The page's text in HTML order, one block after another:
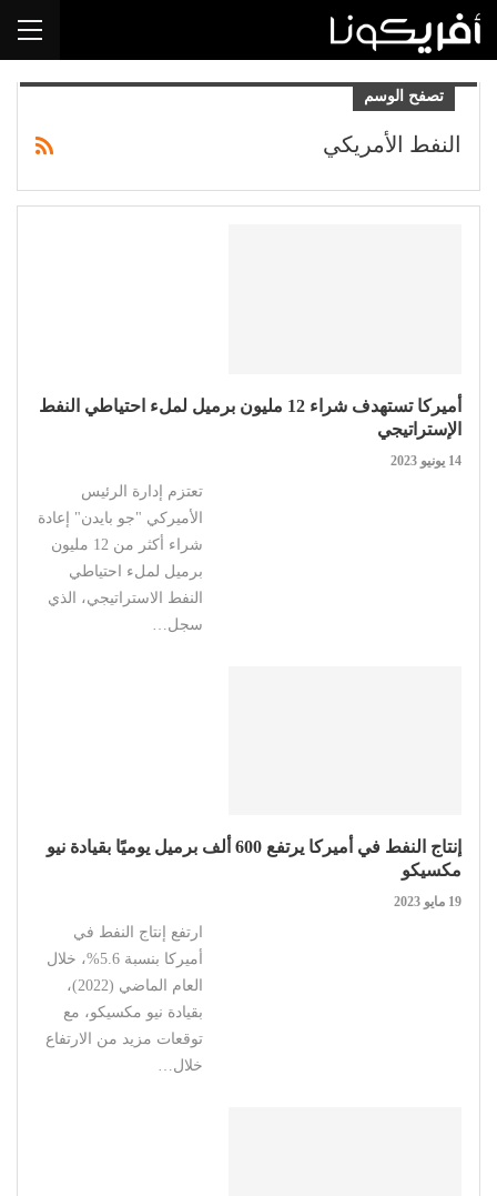
تصفح الوسم
النفط الأمريكي
أميركا تستهدف شراء 12 مليون برميل لملء احتياطي النفط
الإستراتيجي
14 يونيو 2023
تعتزم إدارة الرئيس
الأميركي "جو بايدن" إعادة
شراء أكثر من 12 مليون
برميل لملء احتياطي
النفط الاستراتيجي، الذي
سجل…
إنتاج النفط في أميركا يرتفع 600 ألف برميل يوميًا بقيادة نيو
مكسيكو
19 مايو 2023
ارتفع إنتاج النفط في
أميركا بنسبة 5.6%، خلال
العام الماضي (2022)،
بقيادة نيو مكسيكو، مع
توقعات مزيد من الارتفاع
خلال…